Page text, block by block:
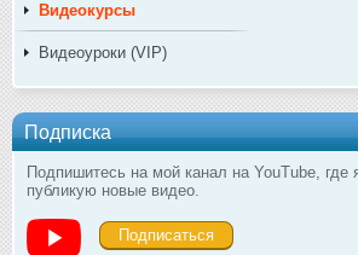
Видеокурсы
Видеоуроки (VIP)
Подписка
Подпишитесь на мой канал на YouTube, где
публикую новые видео.
Подписаться